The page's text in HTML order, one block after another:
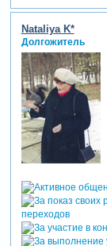
Nataliya K*
Долгожитель